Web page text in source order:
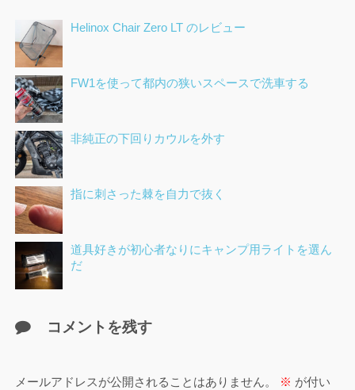
Helinox Chair Zero LT のレビュー
FW1を使って都内の狭いスペースで洗車する
非純正の下回りカウルを外す
指に刺さった棘を自力で抜く
道具好きが初心者なりにキャンプ用ライトを選ん
だ
コメントを残す
メールアドレスが公開されることはありません。 ※ が付い